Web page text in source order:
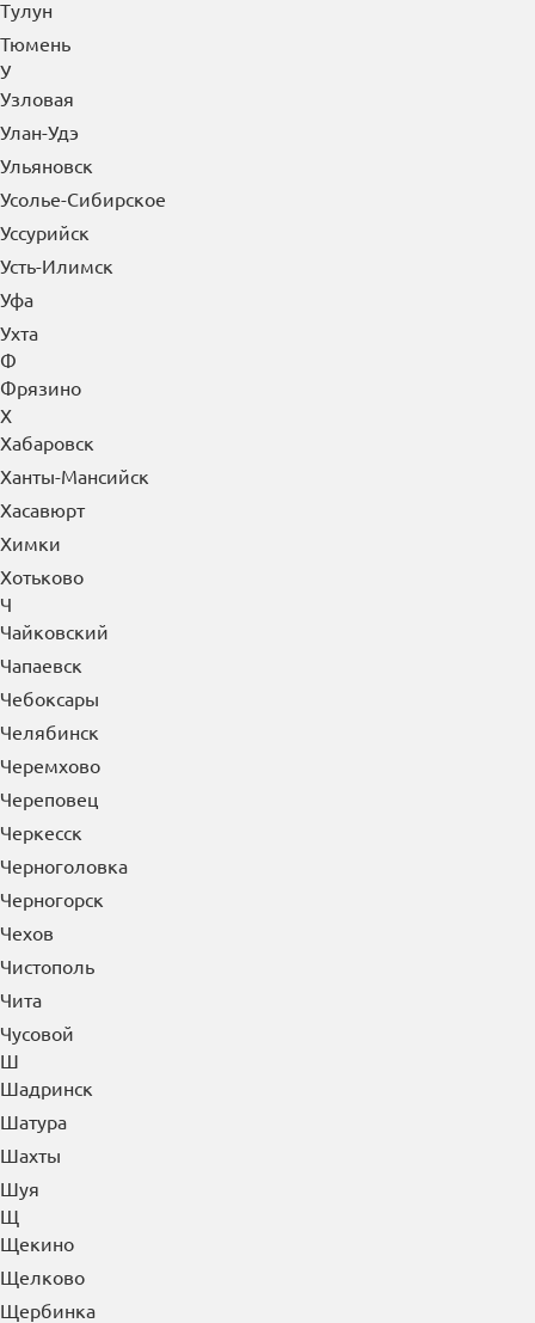
Тулун
Тюмень
У
Узловая
Улан-Удэ
Ульяновск
Усолье-Сибирское
Уссурийск
Усть-Илимск
Уфа
Ухта
Ф
Фрязино
Х
Хабаровск
Ханты-Мансийск
Хасавюрт
Химки
Хотьково
Ч
Чайковский
Чапаевск
Чебоксары
Челябинск
Черемхово
Череповец
Черкесск
Черноголовка
Черногорск
Чехов
Чистополь
Чита
Чусовой
Ш
Шадринск
Шатура
Шахты
Шуя
Щ
Щекино
Щелково
Щербинка